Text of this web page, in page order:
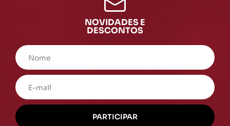
NOVIDADES E
DESCONTOS